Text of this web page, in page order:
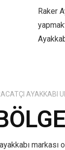
Raker
AYAKKABI